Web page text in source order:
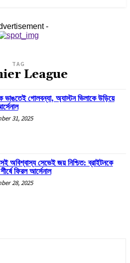
-
TAG
League
ভাঙতেই গোলবন্যা, অ্যাস্টন ভিলাকে উড়িয়ে
31, 2025
অবিশ্বাস্য সেভেই জয় নিশ্চিত: ব্রাইটনকে
ফিরল আর্সেনাল
28, 2025